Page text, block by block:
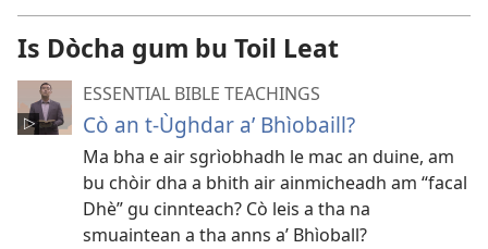
Is Dòcha gum bu Toil Leat
ESSENTIAL BIBLE TEACHINGS
Cò an t-Ùghdar a’ Bhìobaill?
Ma bha e air sgrìobhadh le mac an duine, am
bu chòir dha a bhith air ainmicheadh am “facal
Dhè” gu cinnteach? Cò leis a tha na
smuaintean a tha anns a’ Bhìoball?